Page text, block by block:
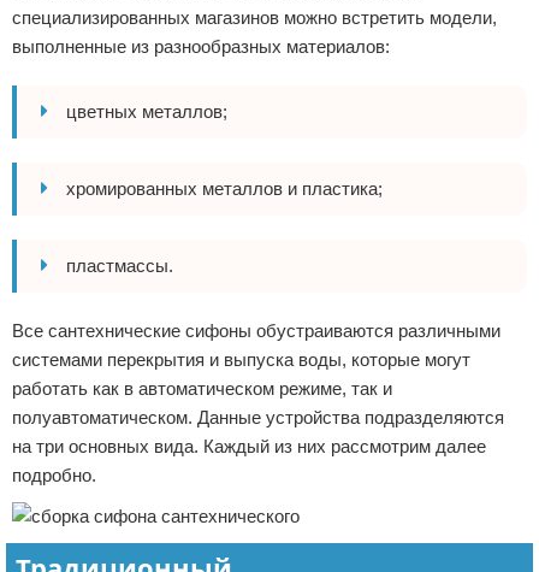
специализированных магазинов можно встретить модели,
выполненные из разнообразных материалов:
цветных металлов;
хромированных металлов и пластика;
пластмассы.
Все сантехнические сифоны обустраиваются различными
системами перекрытия и выпуска воды, которые могут
работать как в автоматическом режиме, так и
полуавтоматическом. Данные устройства подразделяются
на три основных вида. Каждый из них рассмотрим далее
подробно.